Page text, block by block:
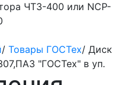
ЧТЗ-400 или NCP-
/ Товары ГОСТех/ Диск
"ГОСТех" в уп.